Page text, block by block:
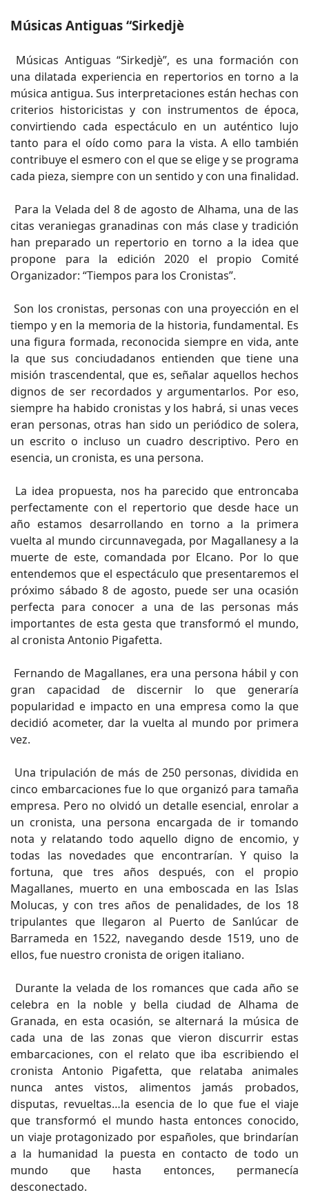
Músicas Antiguas “Sirkedjè
Músicas Antiguas “Sirkedjè”, es una formación con
una dilatada experiencia en repertorios en torno a la
música antigua. Sus interpretaciones están hechas con
criterios historicistas y con instrumentos de época,
convirtiendo cada espectáculo en un auténtico lujo
tanto para el oído como para la vista. A ello también
contribuye el esmero con el que se elige y se programa
cada pieza, siempre con un sentido y con una finalidad.
Para la Velada del 8 de agosto de Alhama, una de las
citas veraniegas granadinas con más clase y tradición
han preparado un repertorio en torno a la idea que
propone para la edición 2020 el propio Comité
Organizador: “Tiempos para los Cronistas”.
Son los cronistas, personas con una proyección en el
tiempo y en la memoria de la historia, fundamental. Es
una figura formada, reconocida siempre en vida, ante
la que sus conciudadanos entienden que tiene una
misión trascendental, que es, señalar aquellos hechos
dignos de ser recordados y argumentarlos. Por eso,
siempre ha habido cronistas y los habrá, si unas veces
eran personas, otras han sido un periódico de solera,
un escrito o incluso un cuadro descriptivo. Pero en
esencia, un cronista, es una persona.
La idea propuesta, nos ha parecido que entroncaba
perfectamente con el repertorio que desde hace un
año estamos desarrollando en torno a la primera
vuelta al mundo circunnavegada, por Magallanesy a la
muerte de este, comandada por Elcano. Por lo que
entendemos que el espectáculo que presentaremos el
próximo sábado 8 de agosto, puede ser una ocasión
perfecta para conocer a una de las personas más
importantes de esta gesta que transformó el mundo,
al cronista Antonio Pigafetta.
Fernando de Magallanes, era una persona hábil y con
gran capacidad de discernir lo que generaría
popularidad e impacto en una empresa como la que
decidió acometer, dar la vuelta al mundo por primera
vez.
Una tripulación de más de 250 personas, dividida en
cinco embarcaciones fue lo que organizó para tamaña
empresa. Pero no olvidó un detalle esencial, enrolar a
un cronista, una persona encargada de ir tomando
nota y relatando todo aquello digno de encomio, y
todas las novedades que encontrarían. Y quiso la
fortuna, que tres años después, con el propio
Magallanes, muerto en una emboscada en las Islas
Molucas, y con tres años de penalidades, de los 18
tripulantes que llegaron al Puerto de Sanlúcar de
Barrameda en 1522, navegando desde 1519, uno de
ellos, fue nuestro cronista de origen italiano.
Durante la velada de los romances que cada año se
celebra en la noble y bella ciudad de Alhama de
Granada, en esta ocasión, se alternará la música de
cada una de las zonas que vieron discurrir estas
embarcaciones, con el relato que iba escribiendo el
cronista Antonio Pigafetta, que relataba animales
nunca antes vistos, alimentos jamás probados,
disputas, revueltas…la esencia de lo que fue el viaje
que transformó el mundo hasta entonces conocido,
un viaje protagonizado por españoles, que brindarían
a la humanidad la puesta en contacto de todo un
mundo que hasta entonces, permanecía
desconectado.